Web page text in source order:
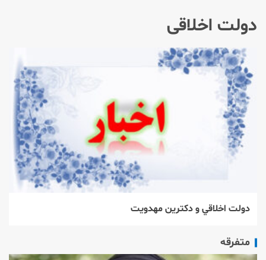
دولت اخلاقی
دولت اخلاقي و دكترين مهدويت
متفرقه